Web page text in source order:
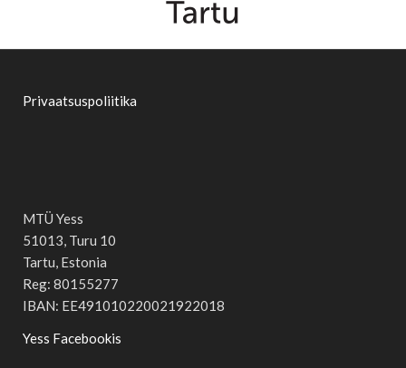
Privaatsuspoliitika
MTÜ Yess
51013, Turu 10
Tartu, Estonia
Reg: 80155277
IBAN: EE491010220021922018
Yess Facebookis